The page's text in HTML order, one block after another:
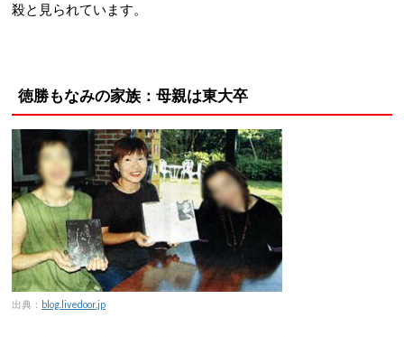
殺と見られています。
徳勝もなみの家族：母親は東大卒
出典： blog.livedoor.jp